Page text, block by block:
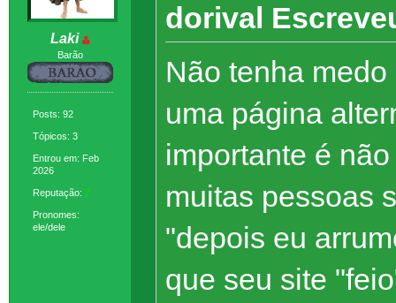
Laki
Barão
Posts: 92
Tópicos: 3
Entrou em: Feb
2026
Reputação: 7
Pronomes:
ele/dele
dorival
Não tenha
uma página
importante é
muitas pessoas
"depois eu
que seu site